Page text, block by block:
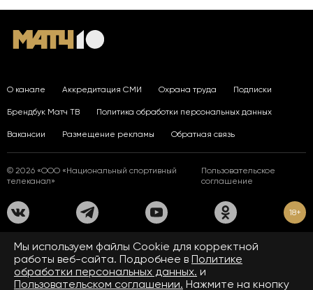
О канале Аккредитация СМИ Охрана труда Подписки
Брендбук Матч ТВ Политика обработки персональных данных
Вакансии Размещение рекламы Обратная связь
© 2026 «ООО «Национальный спортивный
телеканал»
Пользовательское
соглашение
18+
На сайте применяются рекомендательные технологии. Подробнее
Правилах применения рекомендательных технологий.
Средство массовой информации сетевое издание «www.matchtv.ru»
зарегистрировано Федеральной службой по надзору в сфере связи,
Мы используем файлы Сookie для корректной
работы веб-сайта. Подробнее в Политике
обработки персональных данных. и
Пользовательском соглашении. Нажмите на кнопку